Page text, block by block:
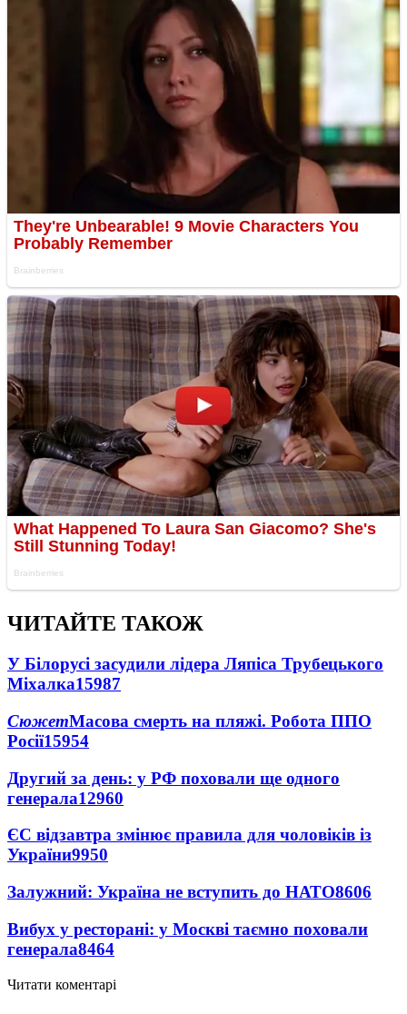
ЧИТАЙТЕ ТАКОЖ
У Білорусі засудили лідера Ляпіса Трубецького
Міхалка15987
СюжетМасова смерть на пляжі. Робота ППО
Росії15954
Другий за день: у РФ поховали ще одного
генерала12960
ЄС відзавтра змінює правила для чоловіків із
України9950
Залужний: Україна не вступить до НАТО8606
Вибух у ресторані: у Москві таємно поховали
генерала8464
Читати коментарі